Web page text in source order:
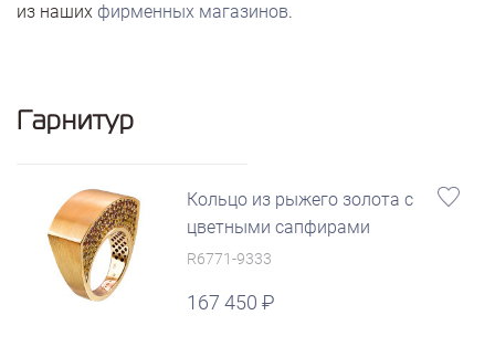
из наших фирменных магазинов.
Гарнитур
Кольцо из рыжего золота с
цветными сапфирами
R6771-9333
167 450